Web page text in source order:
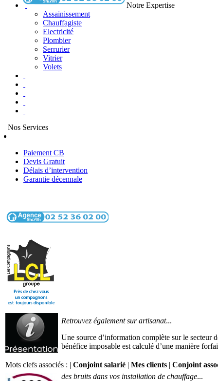
Notre Expertise
Assainissement
Chauffagiste
Electricité
Plombier
Serrurier
Vitrier
Volets
Nos Services
Paiement CB
Devis Gratuit
Délais d’intervention
Garantie décennale
Retrouvez également sur artisanat...
Une source d’information complète sur le secteur
bénéfice imposable est calculé d’une manière
Mots clefs associés : | Conjoint salarié | Mes clients | Conjoint
des bruits dans vos installation de chauffage...